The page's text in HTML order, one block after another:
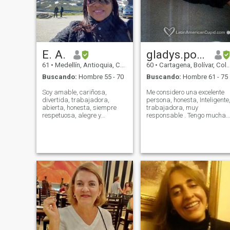
honestidad, la lealtad y la
responsabilidad y está
dispuesto a vivir plenamente
esta nueva etapa, me
encantaría conocerte y
crear un hermoso futuro.
E. A.
61 • Medellín, Antioquia, Colombia
Buscando: Hombre 55 - 70
Soy amable, cariñosa,
divertida, trabajadora,
abierta, honesta, siempre
respetuosa, alegre y
de todo lo relacionado con la
naturaleza y el agua, s
gladys.posada65
60 • Cartagena, Bolívar, Colombia
Buscando: Hombre 61 - 75
Me considero una excelente
persona, honesta, Inteligente,
trabajadora, muy
responsable . Tengo mucha
Detallista. muy buen sentido
del humor. Adoro una cena
Romantica con velas y vino.
Me gusta cocinar para la
persona especial. Me gusta
consentir y que me
consientan. Me gusta Bailar,
ir al cine, Caminar por la
playa, oir musica, comer en
los buenos restaurantes